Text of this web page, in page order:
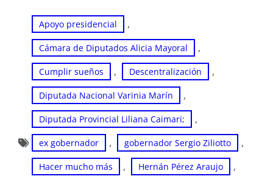
Apoyo presidencial ,
Cámara de Diputados Alicia Mayoral ,
Cumplir sueños , Descentralización ,
Diputada Nacional Varinia Marín ,
Diputada Provincial Liliana Caimari; ,
ex gobernador , gobernador Sergio Ziliotto ,
Hacer mucho más , Hernán Pérez Araujo ,